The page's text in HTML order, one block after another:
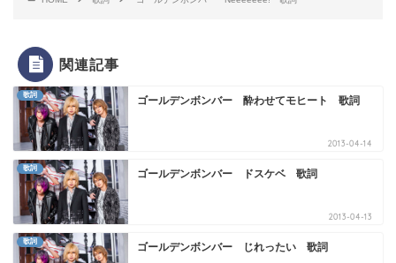
関連記事
歌詞 ゴールデンボンバー 酔わせてモヒート 歌詞
2013-04-14
歌詞 ゴールデンボンバー ドスケベ 歌詞
2013-04-13
歌詞 ゴールデンボンバー じれったい 歌詞